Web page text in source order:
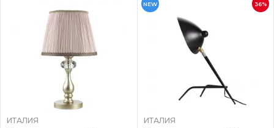
ИТАЛИЯ
NEW 36%
ИТАЛИЯ